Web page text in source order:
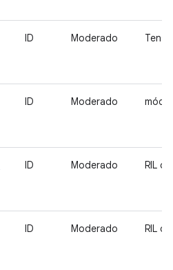
ID Moderado
ID Moderado
ID Moderado RIL
ID Moderado RIL